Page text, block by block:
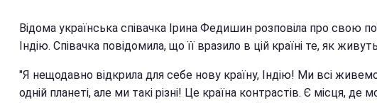
Відома українська співачка Ірина Федишин розповіла про свою
Індію. Співачка повідомила, що її вразило в цій країні те, як
"Я нещодавно відкрила для себе нову країну, Індію! Ми всі
одній планеті, але ми такі різні! Це країна контрастів. Є місця, де